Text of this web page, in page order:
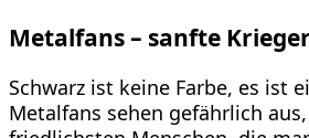
Metalfans – sanfte Krieger
Schwarz ist keine Farbe, es ist
Metalfans sehen gefährlich